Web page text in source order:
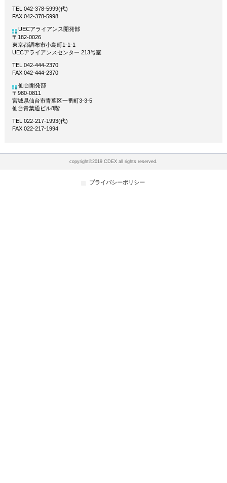
TEL 042-378-5999(代)
FAX 042-378-5998
UECアライアンス開発部
〒182-0026
東京都調布市小島町1-1-1
UECアライアンスセンター 213号室
TEL 042-444-2370
FAX 042-444-2370
仙台開発部
〒980-0811
宮城県仙台市青葉区一番町3-3-5
仙台青葉通ビル8階
TEL 022-217-1993(代)
FAX 022-217-1994
copyright©2019 CDEX all rights reserved.
プライバシーポリシー